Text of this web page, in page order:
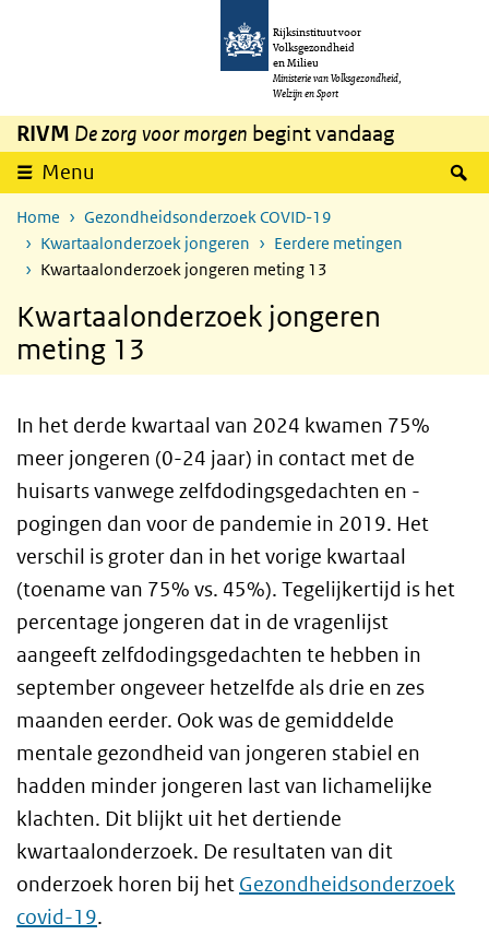
Overslaan en naar de inhoud gaan
Rijksinstituut voor
Volksgezondheid
en Milieu
Ministerie van Volksgezondheid,
Welzijn en Sport
RIVM De zorg voor morgen begint vandaag
Menu
Home
Gezondheidsonderzoek COVID-19
Kwartaalonderzoek jongeren
Eerdere metingen
Kwartaalonderzoek jongeren meting 13
Kwartaalonderzoek jongeren
meting 13
In het derde kwartaal van 2024 kwamen 75%
meer jongeren (0-24 jaar) in contact met de
huisarts vanwege zelfdodingsgedachten en -
pogingen dan voor de pandemie in 2019. Het
verschil is groter dan in het vorige kwartaal
(toename van 75% vs. 45%). Tegelijkertijd is het
percentage jongeren dat in de vragenlijst
aangeeft zelfdodingsgedachten te hebben in
september ongeveer hetzelfde als drie en zes
maanden eerder. Ook was de gemiddelde
mentale gezondheid van jongeren stabiel en
hadden minder jongeren last van lichamelijke
klachten. Dit blijkt uit het dertiende
kwartaalonderzoek. De resultaten van dit
onderzoek horen bij het Gezondheidsonderzoek
covid-19.